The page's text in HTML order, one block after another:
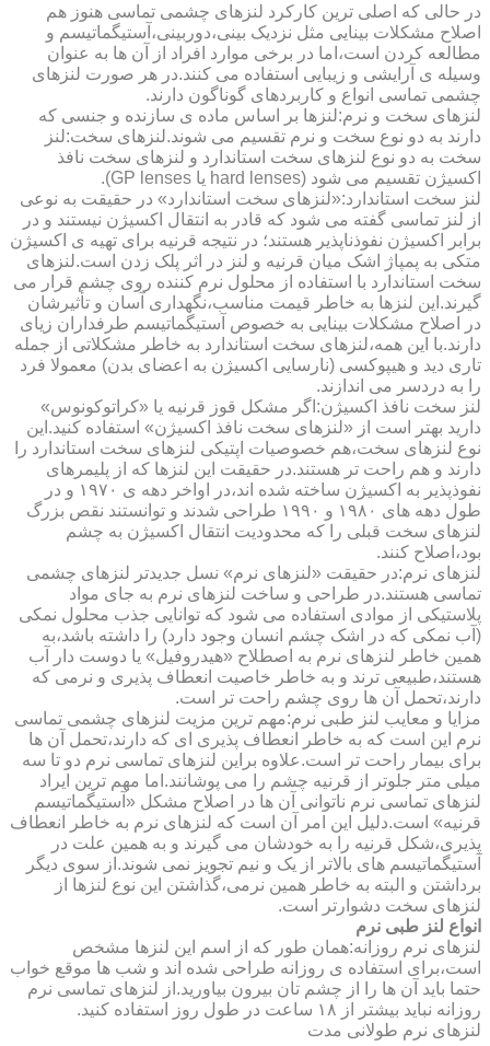
در حالی که اصلی ترین کارکرد لنزهای چشمی تماسی هنوز هم
اصلاح مشکلات بینایی مثل نزدیک بینی،دوربینی،آستیگماتیسم و
مطالعه کردن است،اما در برخی موارد افراد از آن ها به عنوان
وسیله ی آرایشی و زیبایی استفاده می کنند.در هر صورت لنزهای
چشمی تماسی انواع و کاربردهای گوناگون دارند.
لنزهای سخت و نرم:لنزها بر اساس ماده ی سازنده و جنسی که
دارند به دو نوع سخت و نرم تقسیم می شوند.لنزهای سخت:لنز
سخت به دو نوع لنزهای سخت استاندارد و لنزهای سخت نافذ
اکسیژن تقسیم می شود (hard lenses یا GP lenses).
لنز سخت استاندارد:«لنزهای سخت استاندارد» در حقیقت به نوعی
از لنز تماسی گفته می شود که قادر به انتقال اکسیژن نیستند و در
برابر اکسیژن نفوذناپذیر هستند؛ در نتیجه قرنیه برای تهیه ی اکسیژن
متکی به پمپاژ اشک میان قرنیه و لنز در اثر پلک زدن است.لنزهای
سخت استاندارد با استفاده از محلول نرم کننده روی چشم قرار می
گیرند.این لنزها به خاطر قیمت مناسب،نگهداری آسان و تأثیرشان
در اصلاح مشکلات بینایی به خصوص آستیگماتیسم طرفداران زیای
دارند.با این همه،لنزهای سخت استاندارد به خاطر مشکلاتی از جمله
تاری دید و هیپوکسی (نارسایی اکسیژن به اعضای بدن) معمولا فرد
را به دردسر می اندازند.
لنز سخت نافذ اکسیژن:اگر مشکل قوز قرنیه یا «کراتوکونوس»
دارید بهتر است از «لنزهای سخت نافذ اکسیژن» استفاده کنید.این
نوع لنزهای سخت،هم خصوصیات اپتیکی لنزهای سخت استاندارد را
دارند و هم راحت تر هستند.در حقیقت این لنزها که از پلیمرهای
نفوذپذیر به اکسیژن ساخته شده اند،در اواخر دهه ی ۱۹۷۰ و در
طول دهه های ۱۹۸۰ و ۱۹۹۰ طراحی شدند و توانستند نقص بزرگ
لنزهای سخت قبلی را که محدودیت انتقال اکسیژن به چشم
بود،اصلاح کنند.
لنزهای نرم:در حقیقت «لنزهای نرم» نسل جدیدتر لنزهای چشمی
تماسی هستند.در طراحی و ساخت لنزهای نرم به جای مواد
پلاستیکی از موادی استفاده می شود که توانایی جذب محلول نمکی
(آب نمکی که در اشک چشم انسان وجود دارد) را داشته باشد،به
همین خاطر لنزهای نرم به اصطلاح «هیدروفیل» یا دوست دار آب
هستند،طبیعی ترند و به خاطر خاصیت انعطاف پذیری و نرمی که
دارند،تحمل آن ها روی چشم راحت تر است.
مزایا و معایب لنز طبی نرم:مهم ترین مزیت لنزهای چشمی تماسی
نرم این است که به خاطر انعطاف پذیری ای که دارند،تحمل آن ها
برای بیمار راحت تر است.علاوه براین لنزهای تماسی نرم دو تا سه
میلی متر جلوتر از قرنیه چشم را می پوشانند.اما مهم ترین ایراد
لنزهای تماسی نرم ناتوانی آن ها در اصلاح مشکل «آستیگماتیسم
قرنیه» است.دلیل این امر آن است که لنزهای نرم به خاطر انعطاف
پذیری،شکل قرنیه را به خودشان می گیرند و به همین علت در
آستیگماتیسم های بالاتر از یک و نیم تجویز نمی شوند.از سوی دیگر
برداشتن و البته به خاطر همین نرمی،گذاشتن این نوع لنزها از
لنزهای سخت دشوارتر است.
انواع لنز طبی نرم
لنزهای نرم روزانه:همان طور که از اسم این لنزها مشخص
است،برای استفاده ی روزانه طراحی شده اند و شب ها موقع خواب
حتما باید آن ها را از چشم تان بیرون بیاورید.از لنزهای تماسی نرم
روزانه نباید بیشتر از ۱۸ ساعت در طول روز استفاده کنید.
لنزهای نرم طولانی مدت